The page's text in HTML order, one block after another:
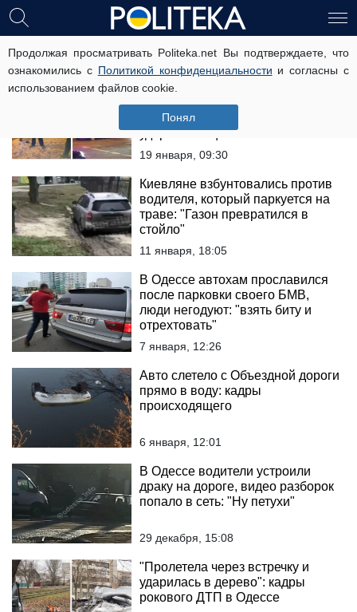
Продолжая просматривать Politeka.net Вы подтверждаете, что
ознакомились с Политикой конфиденциальности и согласны с
использованием файлов cookie.
Понял
водитель
В Одессе автохам избил
женщину посреди улицы,
вопиющие детали: "повалил
ударом в лицо"
19 января, 09:30
Киевляне взбунтовались против
водителя, который паркуется на
траве: "Газон превратился в
стойло"
11 января, 18:05
В Одессе автохам прославился
после парковки своего БМВ,
люди негодуют: "взять биту и
отрехтовать"
7 января, 12:26
Авто слетело с Объездной дороги
прямо в воду: кадры
происходящего
6 января, 12:01
В Одессе водители устроили
драку на дороге, видео разборок
попало в сеть: "Ну петухи"
29 декабря, 15:08
"Пролетела через встречку и
ударилась в дерево": кадры
рокового ДТП в Одессе